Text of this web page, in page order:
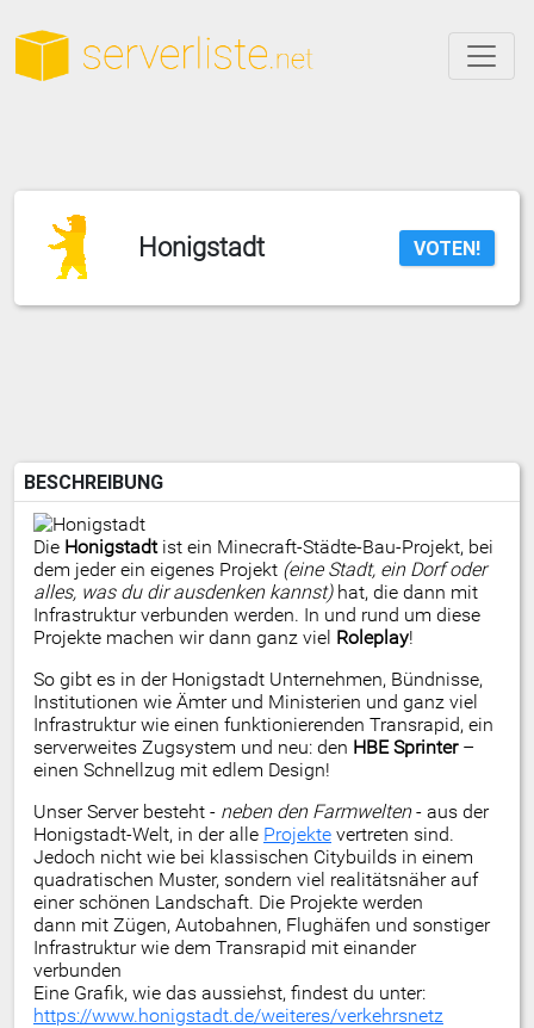
Honigstadt VOTEN!
BESCHREIBUNG
Die Honigstadtist ein Minecraft-Städte-Bau-Projekt, bei
dem jeder ein eigenes Projekt (eine Stadt, ein Dorf oder
alles, was du dir ausdenken kannst)hat, die dann mit
Infrastruktur verbunden werden. In und rund um diese
Projekte machen wir dann ganz viel Roleplay!
So gibt es in der Honigstadt Unternehmen, Bündnisse,
Institutionen wie Ämter und Ministerien und ganz viel
Infrastruktur wie einen funktionierenden Transrapid, ein
serverweites Zugsystem und neu: den HBE Sprinter–
einen Schnellzug mit edlem Design!
Unser Server besteht - neben den Farmwelten- aus der
Honigstadt-Welt, in der alle Projekte vertreten sind.
Jedoch nicht wie bei klassischen Citybuilds in einem
quadratischen Muster, sondern viel realitätsnäher auf
einer schönen Landschaft. Die Projekte werden
dann mit Zügen, Autobahnen, Flughäfen und sonstiger
Infrastruktur wie dem Transrapid mit einander
verbunden
Eine Grafik, wie das aussiehst, findest du unter:
https://www.honigstadt.de/weiteres/verkehrsnetz